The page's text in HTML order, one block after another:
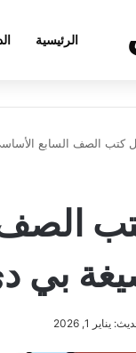
الرئيسية
كتب الصف السابع
بي
يناير 1, 2026